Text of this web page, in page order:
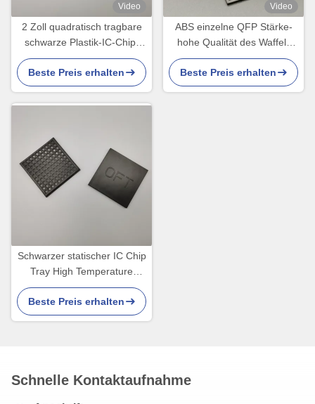
Video
2 Zoll quadratisch tragbare
schwarze Plastik-IC-Chip-
Tray für IC-Geräte
Beste Preis erhalten
Video
ABS einzelne QFP Stärke-
hohe Qualität des Waffel-
Satz-Behälter-5.5mm
Beste Preis erhalten
Schwarzer statischer IC Chip
Tray High Temperature
Resistance For ladender
Antisaphir ESD
Beste Preis erhalten
Schnelle Kontaktaufnahme